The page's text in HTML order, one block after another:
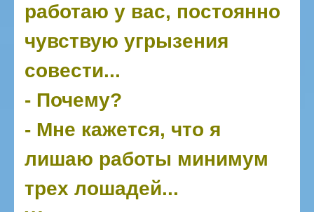
работаю у вас, постоянно
чувствую угрызения
совести...
- Почему?
- Мне кажется, что я
лишаю работы минимум
трех лошадей...